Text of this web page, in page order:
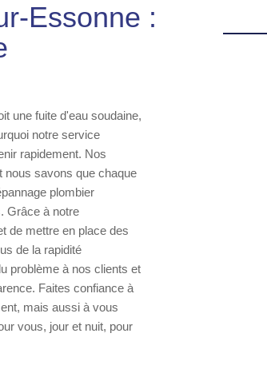
Essonne :
une fuite d'eau soudaine,
notre service
rapidement. Nos
nous savons que chaque
plombier
Grâce à notre
de mettre en place des
de la rapidité
problème à nos clients et
Faites confiance à
mais aussi à vous
vous, jour et nuit, pour